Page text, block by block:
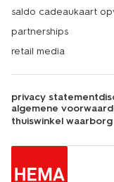
saldo cadeaukaart
partnerships
retail media
privacy statement
algemene
thuiswinkel waarborg